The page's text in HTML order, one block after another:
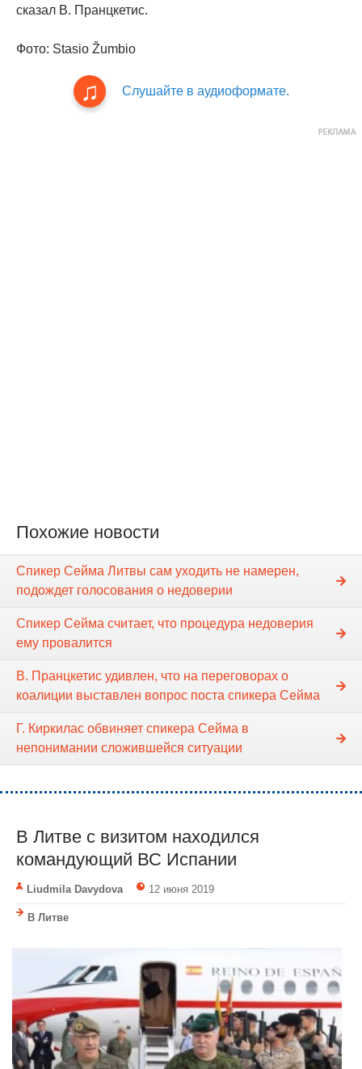
сказал В. Пранцкетис.
Фото: Stasio Žumbio
Слушайте в аудиоформате.
Похожие новости
Спикер Cейма Литвы сам уходить не намерен,
подождет голосования о недоверии
Спикер Сейма считает, что процедура недоверия
ему провалится
В. Пранцкетис удивлен, что на переговорах о
коалиции выставлен вопрос поста спикера Сейма
Г. Киркилас обвиняет спикера Cейма в
непонимании сложившейся ситуации
В Литве с визитом находился
командующий ВС Испании
Liudmila Davydova 12 июня 2019
В Литве